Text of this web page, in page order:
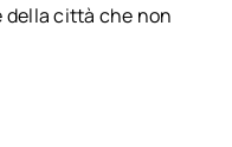
della città che non